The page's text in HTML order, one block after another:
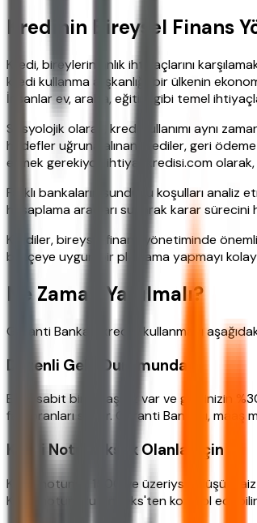
Kredinin Bireysel Finans
Kredi, bireylerin anlık ihtiyaçlarını
kredi kullanma alışkanlığı, bir ülkenin
İnsanlar ev, araba, eğitim gibi temel
Sosyolojik olarak, kredi kullanımı aynı
hedefler uğruna alınan krediler, geri
etmek gerekiyor. ihtiyackredisi.com
Farklı bankaların sunduğu koşulları
hesaplama araçları sunarak karar sürecini
Krediler, bireysel finans yönetiminde
bütçeye uygun bir planlama yapmayı
Ne Zaman Yapılmalı?
Garanti Bankası kredisi kullanmayı
Düzenli Gelir Durumunda
Eğer sabit bir maaşınız var ve gelirinizin
faiz oranları sunar. Garanti Bankası,
Kredi Notu Yüksek Olanlar İçin
Kredi notunuz 1500 ve üzeriyse, düşük
Kredi notunuzu Findeks'ten kontrol